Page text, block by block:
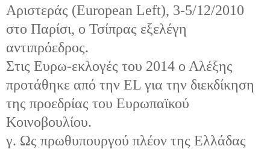
Αριστεράς (European Left), 3-5/12/2010
στο Παρίσι, ο Τσίπρας εξελέγη
αντιπρόεδρος.
Στις Ευρω-εκλογές του 2014 ο Αλέξης
προτάθηκε από την EL για την διεκδίκηση
της προεδρίας του Ευρωπαϊκού
Κοινοβουλίου.
γ. Ως πρωθυπουργού πλέον της Ελλάδας